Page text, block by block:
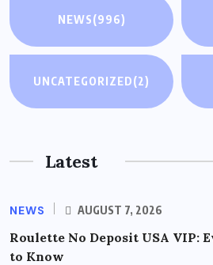
NEWS(996)
UNCATEGORIZED(2)
Latest
NEWS AUGUST 7, 2026
Roulette No Deposit USA VIP:
to Know